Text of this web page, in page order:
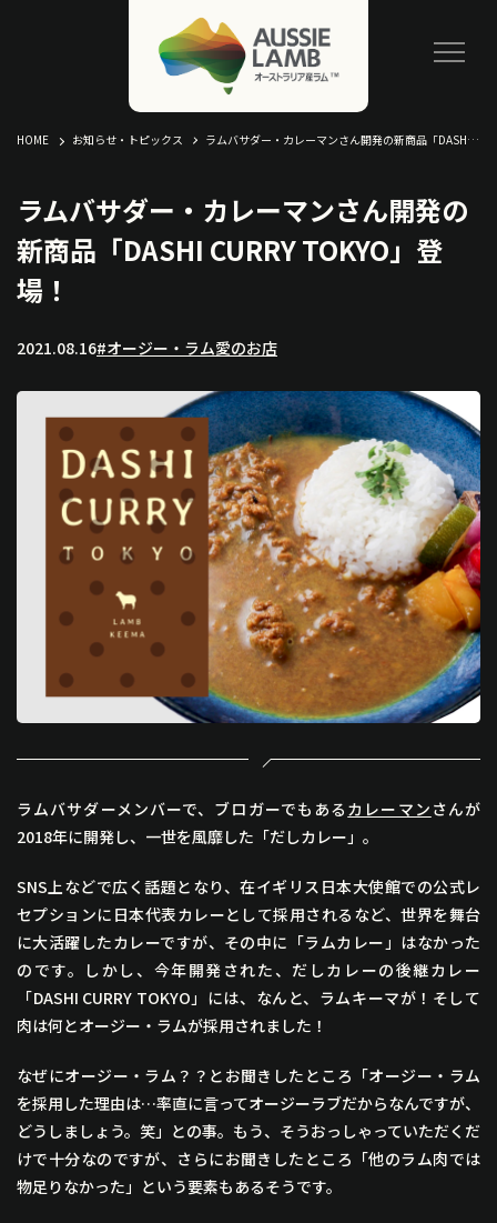
HOME お知らせ・トピックス ラムバサダー・カレーマンさん開発の新商品「DASHI CURRY TOKYO」登場！
ラムバサダー・カレーマンさん開発の
新商品「DASHI CURRY TOKYO」登
場！
2021.08.16#オージー・ラム愛のお店
ラムバサダーメンバーで、ブロガーでもある カレーマン さんが
2018年に開発し、一世を風靡した「だしカレー」。
SNS上などで広く話題となり、在イギリス日本大使館での公式レ
セプションに日本代表カレーとして採用されるなど、世界を舞台
に大活躍したカレーですが、その中に「ラムカレー」はなかった
のです。しかし、今年開発された、だしカレーの後継カレー
「DASHI CURRY TOKYO」には、なんと、ラムキーマが！そして
肉は何とオージー・ラムが採用されました！
なぜにオージー・ラム？？とお聞きしたところ「オージー・ラム
を採用した理由は…率直に言ってオージーラブだからなんですが、
どうしましょう。笑」との事。もう、そうおっしゃっていただくだ
けで十分なのですが、さらにお聞きしたところ「他のラム肉では
物足りなかった」という要素もあるそうです。